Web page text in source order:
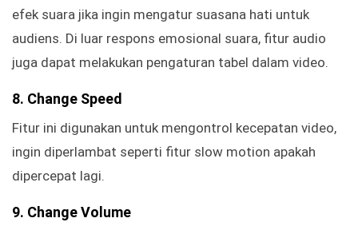
efek suara jika ingin mengatur suasana hati untuk
audiens. Di luar respons emosional suara, fitur audio
juga dapat melakukan pengaturan tabel dalam video.
8. Change Speed
Fitur ini digunakan untuk mengontrol kecepatan video,
ingin diperlambat seperti fitur slow motion apakah
dipercepat lagi.
9. Change Volume